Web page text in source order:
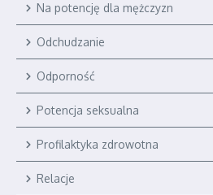
Na potencję dla mężczyzn
Odchudzanie
Odporność
Potencja seksualna
Profilaktyka zdrowotna
Relacje